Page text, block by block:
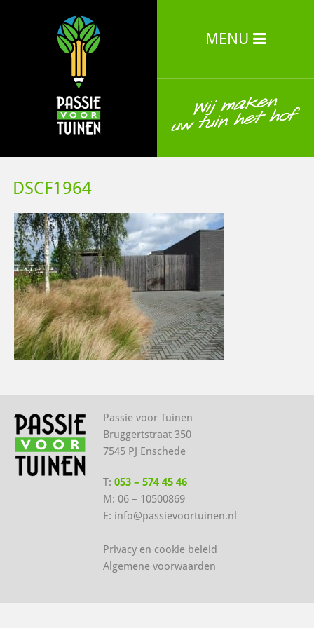
MENU
DSCF1964
Passie voor Tuinen
Bruggertstraat 350
7545 PJ Enschede
T: 053 – 574 45 46
M: 06 – 10500869
E: info@passievoortuinen.nl
Privacy en cookie beleid
Algemene voorwaarden